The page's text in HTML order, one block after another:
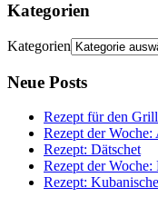
Kategorien
Kategorien
Neue Posts
Rezept für den
Rezept der
Rezept: Dätschet
Rezept der Woche:
Rezept: